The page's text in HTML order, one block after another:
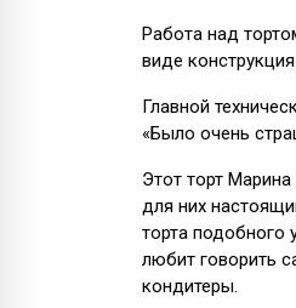
Работа над
виде
Главной
«Было очень
Этот торт
для них
торта подобного
любит говорить
кондитеры.